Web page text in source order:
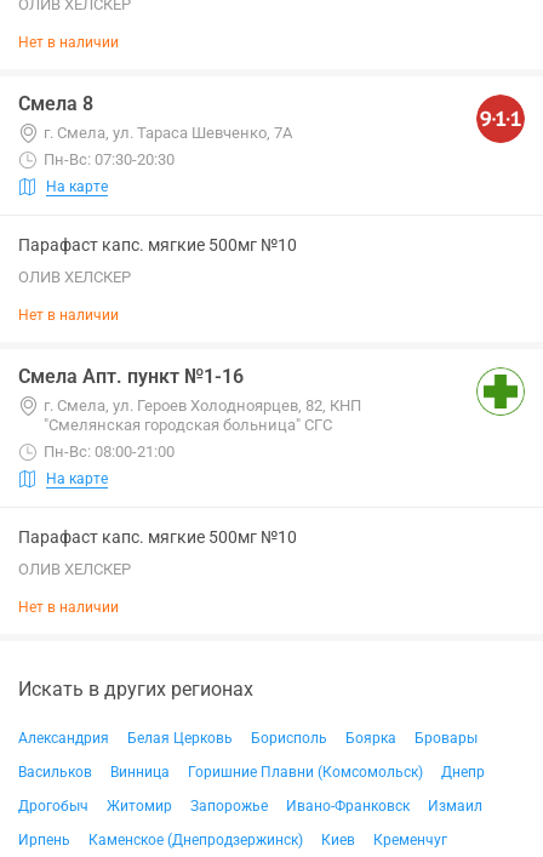
ОЛИВ ХЕЛСКЕР
Нет в наличии
Смела 8
г. Смела, ул. Тараса Шевченко, 7А
Пн-Вс: 07:30-20:30
На карте
Парафаст капс. мягкие 500мг №10
ОЛИВ ХЕЛСКЕР
Нет в наличии
Смела Апт. пункт №1-16
г. Смела, ул. Героев Холодноярцев, 82, КНП
"Смелянская городская больница" СГС
Пн-Вс: 08:00-21:00
На карте
Парафаст капс. мягкие 500мг №10
ОЛИВ ХЕЛСКЕР
Нет в наличии
Искать в других регионах
Александрия Белая Церковь Борисполь Боярка
Бровары
Васильков
Винница Горишние Плавни (Комсомольск)
Днепр
Дрогобыч
Житомир Запорожье Ивано-Франковск
Измаил
Ирпень
Каменское (Днепродзержинск) Киев
Кременчуг